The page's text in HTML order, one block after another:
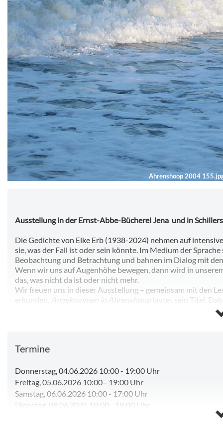
Ahrenshoop 2004
Ausstellung in der Ernst-Abbe-Bücherei Jena und in
Die Gedichte von Elke Erb (1938-2024) nehmen auf
sie, was der Fall ist oder sein könnte. Im Medium der
Beobachtung und Betrachtung und bahnen im Dialog mit
Wenn wir uns auf Augenhöhe bewegen, dann wird in
das, was nicht da ist oder nicht mehr.
Wir freuen uns in dieser Ausstellung – gemeinsam mit den
erkunden.
Angekommen in Ahrenshoop lautet sein Titel.
Sprachen, wird uns nah und wieder fern. Es verwandelt
bringt uns in ein Gespräch – mit uns selbst und vielleicht
Der Eintritt ist frei.
Termine
Donnerstag, 04.06.2026 10:00- 19:00 Uhr
Freitag, 05.06.2026 10:00- 19:00 Uhr
Samstag, 06.06.2026 10:00 - 17:00 Uhr
Dienstag, 09.06.2026 10:00
19:00 Uhr